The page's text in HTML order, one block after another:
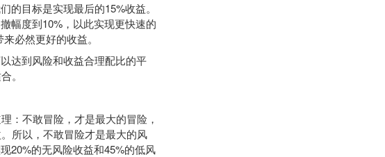
目标是实现最后的15%收益。
幅度到10%，以此实现更快速的
必然更好的收益。
达到风险和收益合理配比的平
。
不敢冒险，才是最大的冒险，
所以，不敢冒险才是最大的风
20%的无风险收益和45%的低风